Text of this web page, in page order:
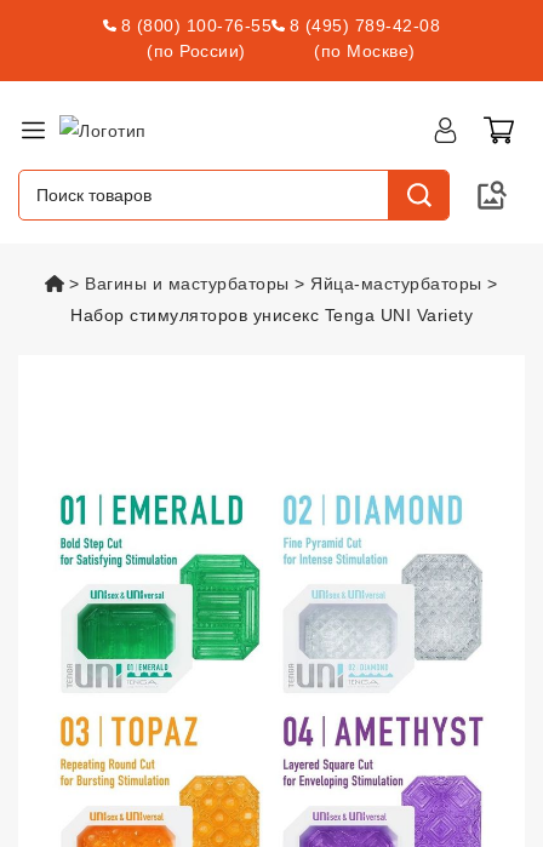
8 (800) 100-76-55
(по России)
8 (495) 789-42-08
(по Москве)
vsexshop.ru
Вагины и мастурбаторы
Яйца-мастурбаторы
Набор стимуляторов унисекс Tenga UNI Variety